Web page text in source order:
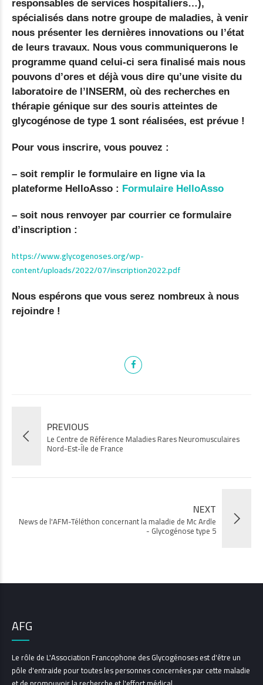
responsables de services hospitaliers…),
spécialisés dans notre groupe de maladies, à venir
nous présenter les dernières innovations ou l’état
de leurs travaux. Nous vous communiquerons le
programme quand celui-ci sera finalisé mais nous
pouvons d’ores et déjà vous dire qu’une visite du
laboratoire de l’INSERM, où des recherches en
thérapie génique sur des souris atteintes de
glycogénose de type 1 sont réalisées, est prévue !
Pour vous inscrire, vous pouvez :
– soit remplir le formulaire en ligne via la
plateforme HelloAsso : Formulaire HelloAsso
– soit nous renvoyer par courrier ce formulaire
d’inscription :
https://www.glycogenoses.org/wp-
content/uploads/2022/07/inscription2022.pdf
Nous espérons que vous serez nombreux à nous
rejoindre !
PREVIOUS
Le Centre de Référence Maladies Rares Neuromusculaires
Nord-Est-Île de France
NEXT
News de l'AFM-Téléthon concernant la maladie de Mc Ardle
- Glycogénose type 5
AFG
Le rôle de L'Association Francophone des Glycogénoses est d'être un
pôle d'entraide pour toutes les personnes concernées par cette maladie